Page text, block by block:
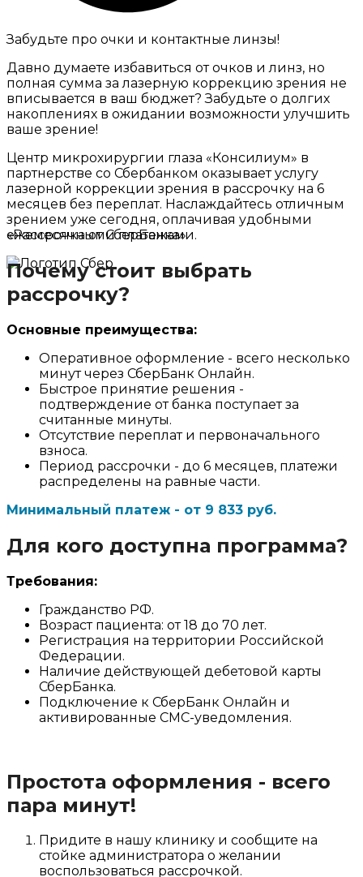
Забудьте про очки и контактные линзы!
Давно думаете избавиться от очков и линз, но
полная сумма за лазерную коррекцию зрения не
вписывается в ваш бюджет? Забудьте о долгих
накоплениях в ожидании возможности улучшить
ваше зрение!
Центр микрохирургии глаза «Консилиум» в
партнерстве со Сбербанком оказывает услугу
лазерной коррекции зрения в рассрочку на 6
месяцев без переплат. Наслаждайтесь отличным
зрением уже сегодня, оплачивая удобными
ежемесячными платежами.
«Рассрочка от СберБанка»
Почему стоит выбрать
рассрочку?
Основные преимущества:
Оперативное оформление - всего несколько
минут через СберБанк Онлайн.
Быстрое принятие решения -
подтверждение от банка поступает за
считанные минуты.
Отсутствие переплат и первоначального
взноса.
Период рассрочки - до 6 месяцев, платежи
распределены на равные части.
Минимальный платеж - от 9 833 руб.
Для кого доступна программа?
Требования:
Гражданство РФ.
Возраст пациента: от 18 до 70 лет.
Регистрация на территории Российской
Федерации.
Наличие действующей дебетовой карты
СберБанка.
Подключение к СберБанк Онлайн и
активированные СМС-уведомления.
Простота оформления - всего
пара минут!
Придите в нашу клинику и сообщите на
стойке администратора о желании
воспользоваться рассрочкой.